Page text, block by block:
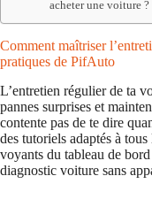
acheter une voiture ?
Comment maîtriser
pratiques de PifAuto
L’entretien régulier de ta
pannes surprises et
contente pas de te dire
des tutoriels adaptés à
voyants du tableau de
diagnostic voiture sans